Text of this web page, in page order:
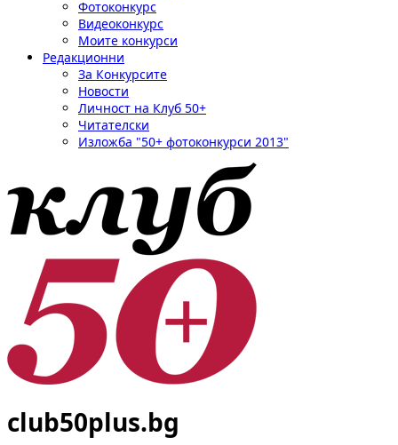
Фотоконкурс
Видеоконкурс
Моите конкурси
Редакционни
За Конкурсите
Новости
Личност на Клуб 50+
Читателски
Изложба "50+ фотоконкурси 2013"
club50plus.bg